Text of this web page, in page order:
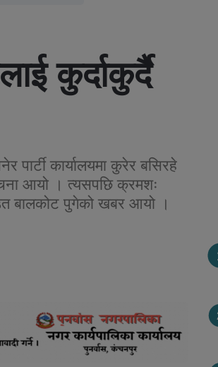
कुर्दाकुर्दै
कार्यालयमा कुरेर बसिरहे
आयो । त्यसपछि क्रमशः
बालकोट पुगेको खबर आयो ।